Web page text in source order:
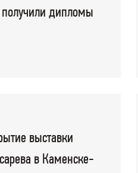
получили дипломы
выставки
в Каменске-